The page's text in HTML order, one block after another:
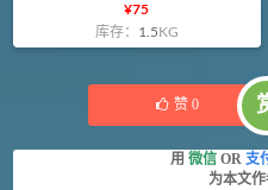
¥75
库存： 1.5KG
赞 0
用 微信 OR 支
为本文